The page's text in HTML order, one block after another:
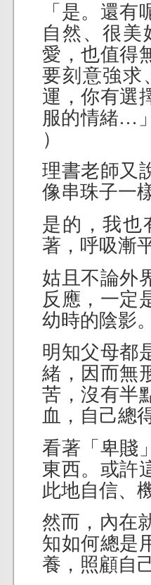
「是。還
自然、很美
愛，也值得
要刻意強求
運，你有選
服的情緒…
）
理書老師又
像串珠子一
是的，我也
著，呼吸漸
姑且不論外
反應，一定
幼時的陰影。
明知父母都
緒，因而無
苦，沒有半
血，自己總
看著「卑賤
東西。或許
此地自信、
然而，內在
知如何總是
養，照顧自